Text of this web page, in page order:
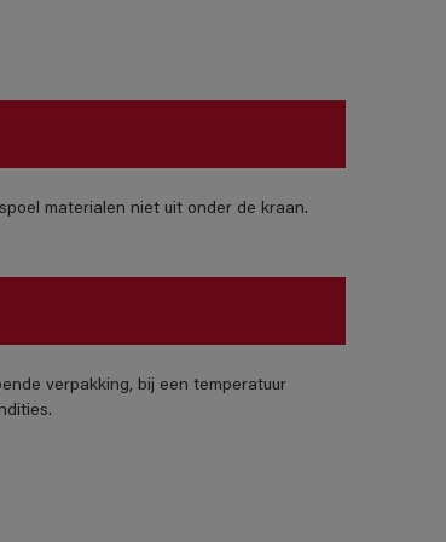
materialen niet uit onder de kraan.
verpakking, bij een temperatuur